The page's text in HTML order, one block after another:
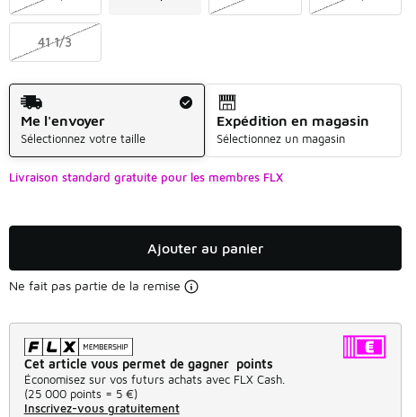
41 1/3
Mode d'expédition
Me l'envoyer
Sélectionnez votre taille
Expédition en magasin
Sélectionnez un magasin
Livraison standard gratuite pour les membres FLX
Ajouter au panier
Ne fait pas partie de la remise
Cet article vous permet de gagner points
Économisez sur vos futurs achats avec FLX Cash.
(25 000 points = 5 €)
Inscrivez-vous gratuitement